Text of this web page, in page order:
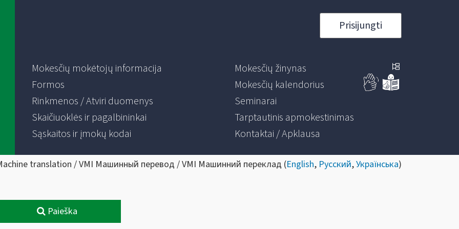
Prisijungti
Mokesčių mokėtojų informacija
Formos
Rinkmenos / Atviri duomenys
Skaičiuoklės ir pagalbininkai
Sąskaitos ir įmokų kodai
Mokesčių žinynas
Mokesčių kalendorius
Seminarai
Tarptautinis apmokestinimas
Kontaktai / Apklausa
translation / VMI Машинный перевод / VMI Машинний переклад (English, Русский,Українська)
Paieška